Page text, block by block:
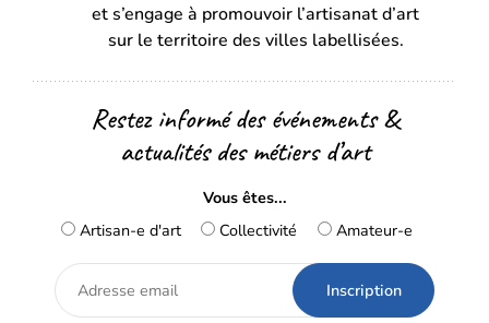
et s’engage à promouvoir l’artisanat d’art
sur le territoire des villes labellisées.
Restez informé des événements &
actualités des métiers d’art
Vous êtes...
Artisan-e d'art
Collectivité Amateur-e
Adresse
email